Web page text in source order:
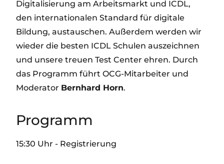
Digitalisierung am Arbeitsmarkt und ICDL,
den internationalen Standard für digitale
Bildung, austauschen. Außerdem werden wir
wieder die besten ICDL Schulen auszeichnen
und unsere treuen Test Center ehren. Durch
das Programm führt OCG-Mitarbeiter und
Moderator Bernhard Horn.
Programm
15:30 Uhr - Registrierung